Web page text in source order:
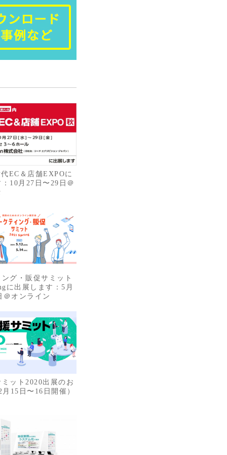
EC＆店舗EXPOに
10月27日〜29日＠
グ・販促サミット
に出展します：5月
＠オンライン
ット2020出展のお
15日〜16日開催）